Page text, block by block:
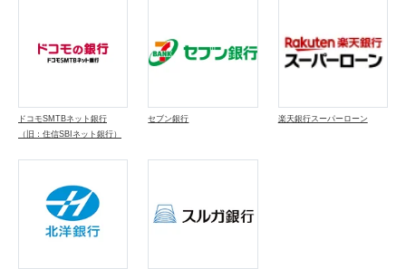
ドコモSMTBネット銀行
（旧：住信SBIネット銀行）
セブン銀行 楽天銀行スーパーローン